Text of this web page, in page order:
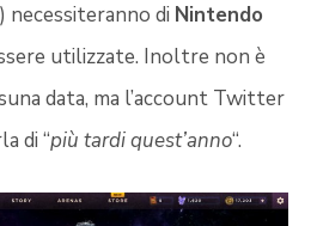
necessiteranno di Nintendo
utilizzate. Inoltre non è
data, ma l’account Twitter
di “più tardi quest’anno“.